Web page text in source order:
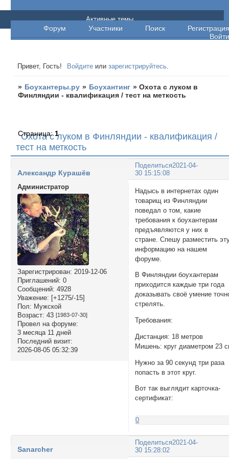
Боухантеры.ру
Форум Участники Поиск
Регистрация
Войти
Активные темы
Привет, Гость! Войдите илизарегистрируйтесь.
» Боухантеры.ру » Боухантинг »Охота с луком в
Финляндии - квалификация / тест на меткость
Охота с луком в Финляндии - квалификация /
тест на меткость
Страница:1
Поделиться2021-04-
30 15:15:08
Александр Курашёв
Администратор
Зарегистрирован: 2019-12-06
Приглашений: 0
Сообщений: 4928
Уважение: [+1275/-15]
Пол: Мужской
Возраст: 43 [1983-07-30]
Провел на форуме:
3 месяца 11 дней
Последний визит:
2026-08-05 05:32:39
Надысь в интернетах один
товарищ из Финляндии
поведал о том, какие
требования к боухантерам
предъявляются у них в
стране. Спешу разместить
информацию на нашем
форуме.
В Финляндии боухантерам
приходится каждые три года
доказывать своё умение
стрелять.
Требования:
Дистанция: 18 метров
Мишень: круг диаметром 23
Нужно за 90 секунд три раза
попасть в этот круг.
Вот так выглядит карточка-
сертификат:
0
Поделиться2021-04-
30 15:28:02
Sanarcher